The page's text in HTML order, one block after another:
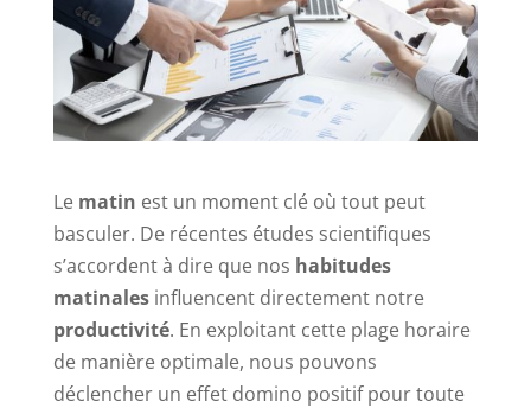
Le matin est un moment clé où tout peut
basculer. De récentes études scientifiques
s’accordent à dire que nos habitudes
matinalesinfluencent directement notre
productivité. En exploitant cette plage horaire
de manière optimale, nous pouvons
déclencher un effet domino positif pour toute